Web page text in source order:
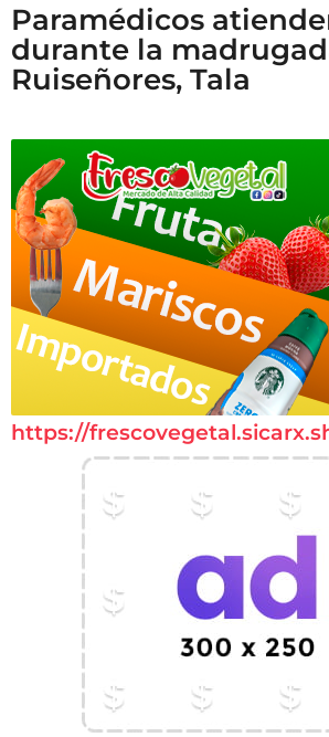
Paramédicos
durante la
Ruiseñores, Tala
https://